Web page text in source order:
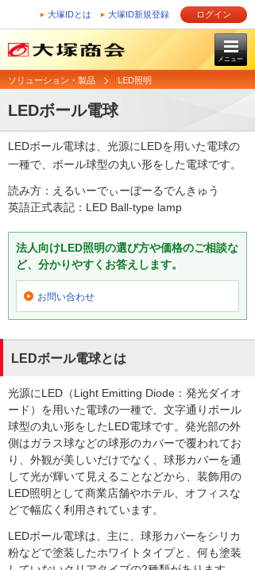
大塚IDとは 大塚ID新規登録 ログイン
メニュー
ソリューション・製品 LED照明
LEDボール電球
LEDボール電球は、光源にLEDを用いた電球の
一種で、ボール球型の丸い形をした電球です。
読み方：えるいーでぃーぼーるでんきゅう
英語正式表記：LED Ball-type lamp
法人向けLED照明の選び方や価格のご相談な
ど、分かりやすくお答えします。
お問い合わせ
LEDボール電球とは
光源にLED（Light Emitting Diode：発光ダイオ
ード）を用いた電球の一種で、文字通りボール
球型の丸い形をしたLED電球です。発光部の外
側はガラス球などの球形のカバーで覆われてお
り、外観が美しいだけでなく、球形カバーを通
して光が輝いて見えることなどから、装飾用の
LED照明として商業店舗やホテル、オフィスな
どで幅広く利用されています。
LEDボール電球は、主に、球形カバーをシリカ
粉などで塗装したホワイトタイプと、何も塗装